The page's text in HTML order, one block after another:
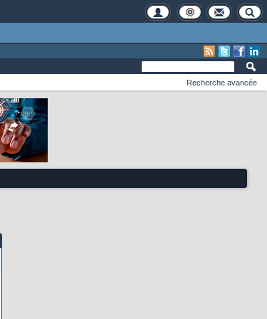
Recherche avancée